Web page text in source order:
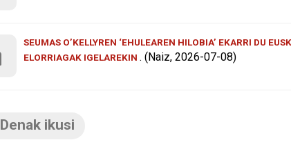
SEUMAS O’KELLYREN ‘EHULEAREN HILOBIA’ EKARRI DU
ELORRIAGAK IGELAREKIN . (Naiz, 2026-07-08)
Denak ikusi